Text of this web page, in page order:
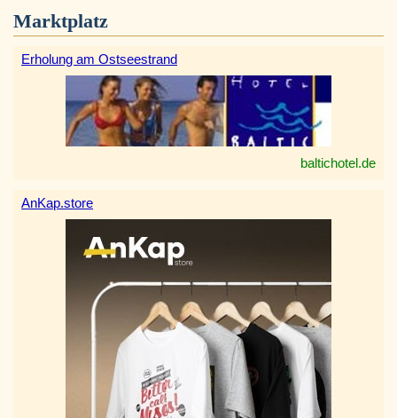
Marktplatz
Erholung am Ostseestrand
baltichotel.de
AnKap.store